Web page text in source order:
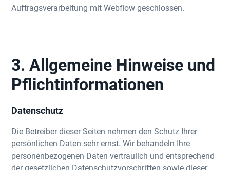
Auftragsverarbeitung mit Webflow geschlossen.
3. Allgemeine Hinweise und
Pflichtinformationen
Datenschutz
Die Betreiber dieser Seiten nehmen den Schutz Ihrer
persönlichen Daten sehr ernst. Wir behandeln Ihre
personenbezogenen Daten vertraulich und entsprechend
der gesetzlichen Datenschutzvorschriften sowie dieser